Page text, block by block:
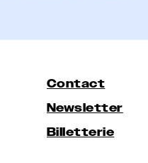
Contact
Newsletter
Billetterie